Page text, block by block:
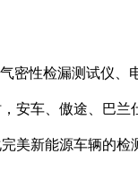
性检漏测试仪、
安车、傲途、巴
美新能源车辆的